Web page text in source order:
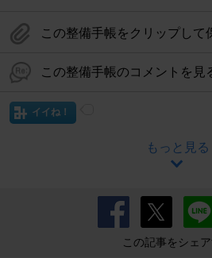
この整備手帳をクリップして
この整備手帳のコメントを見
イイね！
もっと見る
この記事をシェ